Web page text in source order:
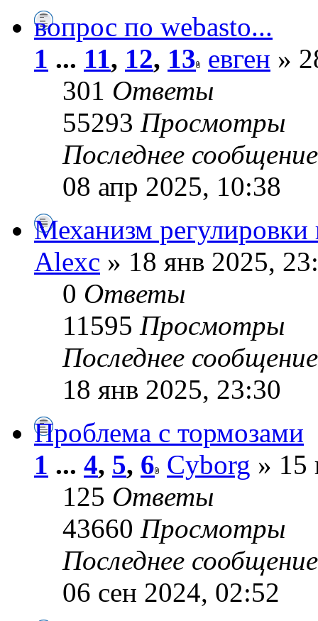
вопрос по webasto...
1 ... 11, 12, 13 евген »
301 Ответы
55293 Просмотры
Последнее
08 апр 2025, 10:38
Механизм регулировки
Alexc » 18 янв 2025,
0 Ответы
11595 Просмотры
Последнее
18 янв 2025, 23:30
Проблема с тормозами
1 ... 4, 5, 6 Cyborg » 15
125 Ответы
43660 Просмотры
Последнее
06 сен 2024, 02:52